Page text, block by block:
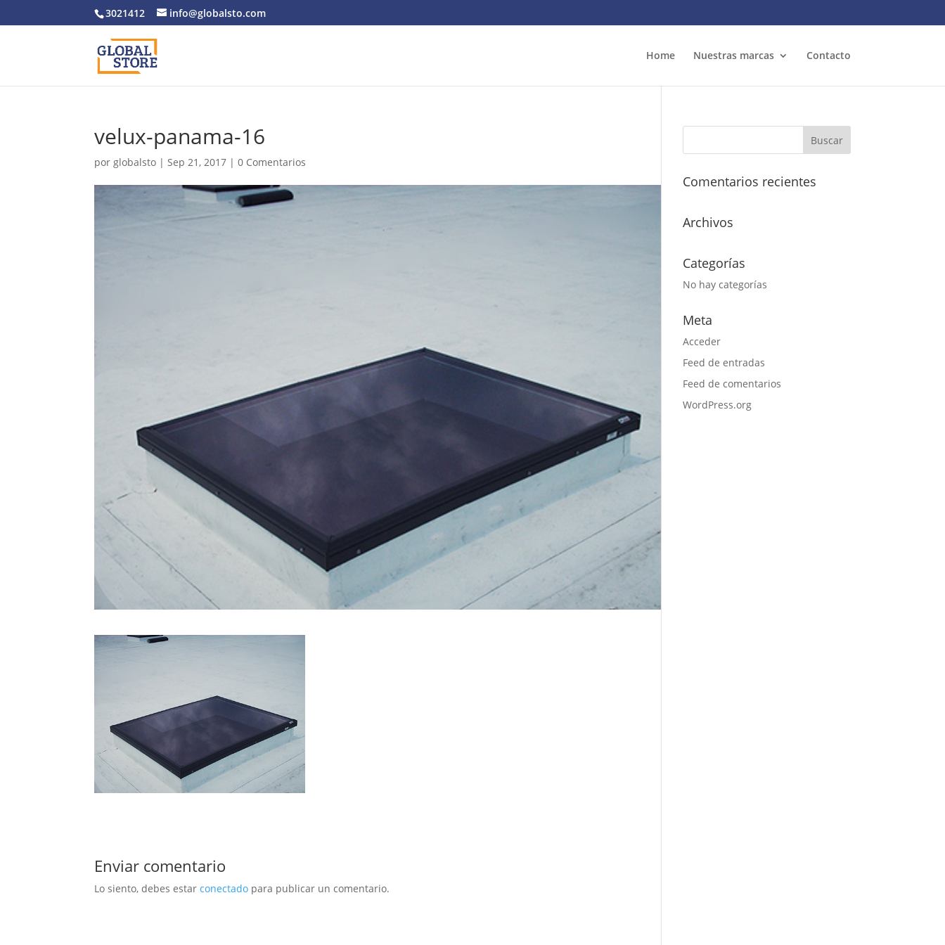
3021412 info@globalsto.com
Home Nuestras marcas Contacto
velux-panama-16
porglobalsto |Sep 21, 2017 |0 Comentarios
Enviar comentario
Lo siento, debes estarconectado para publicar un comentario.
Comentarios recientes
Archivos
Categorías
No hay categorías
Meta
Acceder
Feed de entradas
Feed de comentarios
WordPress.org